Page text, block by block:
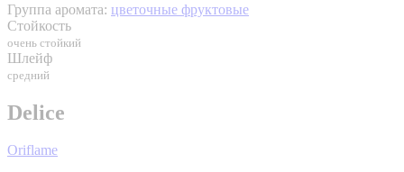
Группа аромата: цветочные фруктовые
Стойкость
очень стойкий
Шлейф
средний
Delice
Oriflame